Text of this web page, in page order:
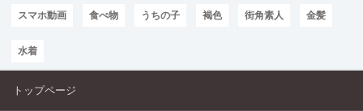
スマホ動画 食べ物 うちの子 褐色 街角素人 金髪
水着
トップページ